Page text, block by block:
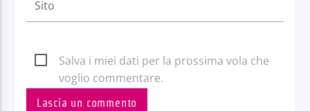
Salva i miei dati per la prossima vola che
voglio commentare.